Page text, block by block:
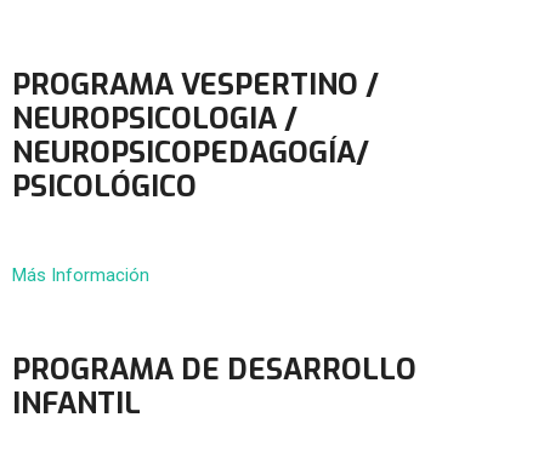
PROGRAMA VESPERTINO /
NEUROPSICOLOGIA /
NEUROPSICOPEDAGOGÍA/
PSICOLÓGICO
Más Información
PROGRAMA DE DESARROLLO
INFANTIL